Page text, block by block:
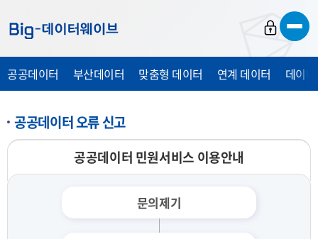
가
가
가
공공데이터 부산데이터 맞춤형 데이터 연계 데이터 데이
공공데이터 오류 신고
공공데이터 민원서비스 이용안내
문의제기